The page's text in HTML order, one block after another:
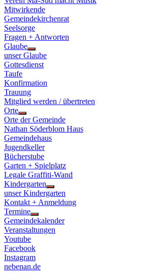
Mitwirkende
Gemeindekirchenrat
Seelsorge
Fragen + Antworten
Glaube
Show
sub
menu
unser Glaube
Gottesdienst
Taufe
Konfirmation
Trauung
Mitglied werden / übertreten
Orte
Show
sub
menu
Orte der Gemeinde
Nathan Söderblom Haus
Gemeindehaus
Jugendkeller
Bücherstube
Garten + Spielplatz
Legale Graffiti-Wand
Kindergarten
Show
sub
menu
unser Kindergarten
Kontakt + Anmeldung
Termine
Show
sub
menu
Gemeindekalender
Veranstaltungen
Youtube
Facebook
Instagram
nebenan.de